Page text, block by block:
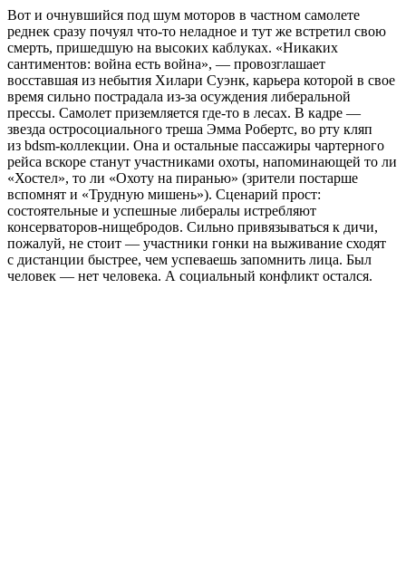
Вот и очнувшийся под шум моторов в частном самолете
реднек сразу почуял что-то неладное и тут же встретил свою
смерть, пришедшую на высоких каблуках. «Никаких
сантиментов: война есть война», — провозглашает
восставшая из небытия Хилари Суэнк, карьера которой в свое
время сильно пострадала из-за осуждения либеральной
прессы. Самолет приземляется где-то в лесах. В кадре —
звезда остросоциального треша Эмма Робертс, во рту кляп
из bdsm-коллекции. Она и остальные пассажиры чартерного
рейса вскоре станут участниками охоты, напоминающей то ли
«Хостел», то ли «Охоту на пиранью» (зрители постарше
вспомнят и «Трудную мишень»). Сценарий прост:
состоятельные и успешные либералы истребляют
консерваторов-нищебродов. Сильно привязываться к дичи,
пожалуй, не стоит — участники гонки на выживание сходят
с дистанции быстрее, чем успеваешь запомнить лица. Был
человек — нет человека. А социальный конфликт остался.